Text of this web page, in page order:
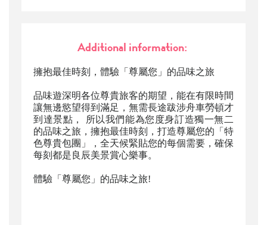
Additional information:
擁抱最佳時刻，體驗「尊屬您」的品味之旅
品味遊深明各位尊貴旅客的期望，能在有限時間
讓無邊慾望得到滿足，無需長途跋涉舟車勞頓才
到達景點， 所以我們能為您度身訂造獨一無二
的品味之旅，擁抱最佳時刻，打造尊屬您的「特
色尊貴包團」，全天候緊貼您的每個需要，確保
每刻都是良辰美景賞心樂事。
體驗「尊屬您」的品味之旅!